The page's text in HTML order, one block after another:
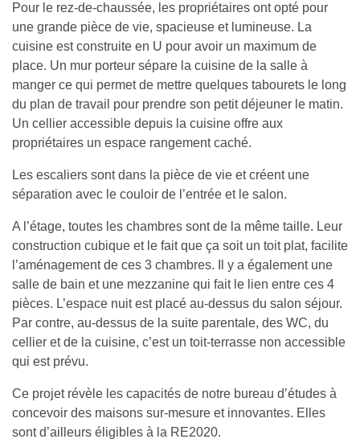
Pour le rez-de-chaussée, les propriétaires ont opté pour
une grande pièce de vie, spacieuse et lumineuse. La
cuisine est construite en U pour avoir un maximum de
place. Un mur porteur sépare la cuisine de la salle à
manger ce qui permet de mettre quelques tabourets le long
du plan de travail pour prendre son petit déjeuner le matin.
Un cellier accessible depuis la cuisine offre aux
propriétaires un espace rangement caché.
Les escaliers sont dans la pièce de vie et créent une
séparation avec le couloir de l’entrée et le salon.
A l’étage, toutes les chambres sont de la même taille. Leur
construction cubique et le fait que ça soit un toit plat, facilite
l’aménagement de ces 3 chambres. Il y a également une
salle de bain et une mezzanine qui fait le lien entre ces 4
pièces. L’espace nuit est placé au-dessus du salon séjour.
Par contre, au-dessus de la suite parentale, des WC, du
cellier et de la cuisine, c’est un toit-terrasse non accessible
qui est prévu.
Ce projet révèle les capacités de notre bureau d’études à
concevoir des maisons sur-mesure et innovantes. Elles
sont d’ailleurs éligibles à la RE2020.